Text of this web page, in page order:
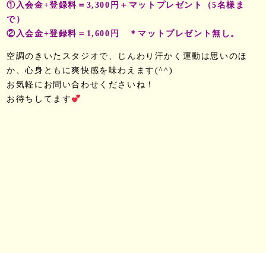
①入会金+登録料＝3,300円＋マットプレゼント（5名様ま
で）
②入会金+登録料＝1,600円 ＊マットプレゼント無し。
空調のきいたスタジオで、じんわり汗かく運動は思いのほ
か、心身ともに爽快感を味わえます(^^)
お気軽にお問い合わせくださいね！
お待ちしてます